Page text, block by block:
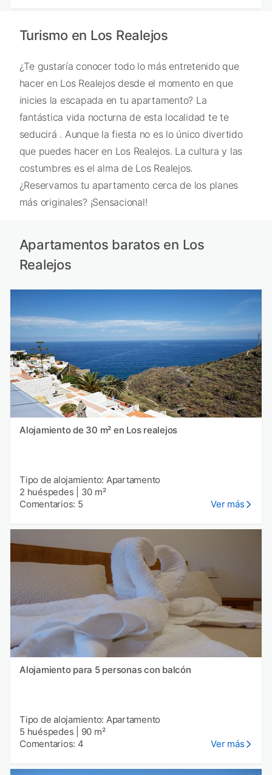
Turismo en Los Realejos
¿Te gustaría conocer todo lo más entretenido que
hacer en Los Realejos desde el momento en que
inicies la escapada en tu apartamento? La
fantástica vida nocturna de esta localidad te te
seducirá . Aunque la fiesta no es lo único divertido
que puedes hacer en Los Realejos. La cultura y las
costumbres es el alma de Los Realejos.
¿Reservamos tu apartamento cerca de los planes
más originales? ¡Sensacional!
Apartamentos baratos en Los
Realejos
Alojamiento de 30 m² en Los realejos
Tipo de alojamiento: Apartamento
2 huéspedes
30 m²
Comentarios: 5
Ver más
Alojamiento para 5 personas con balcón
Tipo de alojamiento: Apartamento
5 huéspedes
90 m²
Comentarios: 4
Ver más